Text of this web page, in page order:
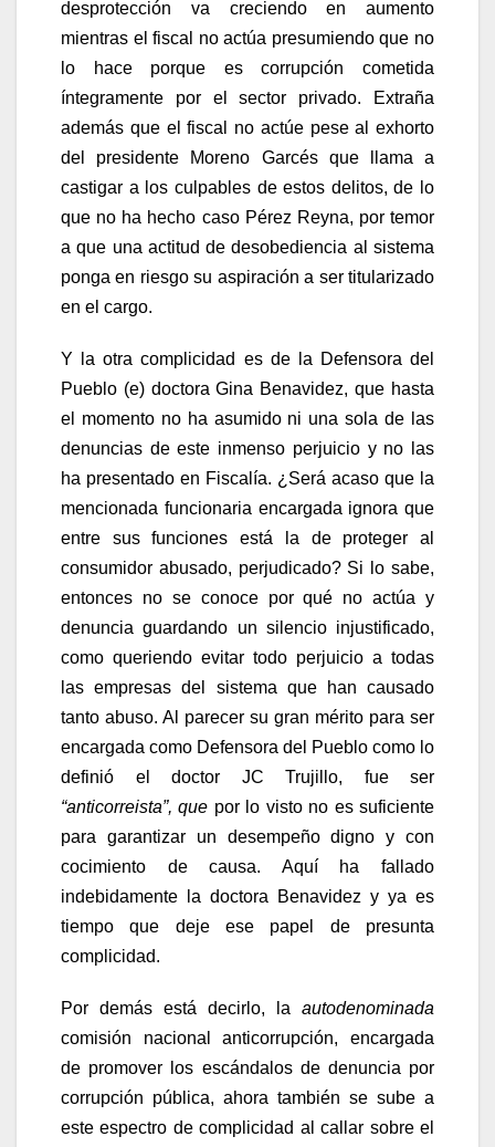
desprotección va creciendo en aumento
mientras el fiscal no actúa presumiendo que no
lo hace porque es corrupción cometida
íntegramente por el sector privado. Extraña
además que el fiscal no actúe pese al exhorto
del presidente Moreno Garcés que llama a
castigar a los culpables de estos delitos, de lo
que no ha hecho caso Pérez Reyna, por temor
a que una actitud de desobediencia al sistema
ponga en riesgo su aspiración a ser titularizado
en el cargo.
Y la otra complicidad es de la Defensora del
Pueblo (e) doctora Gina Benavidez, que hasta
el momento no ha asumido ni una sola de las
denuncias de este inmenso perjuicio y no las
ha presentado en Fiscalía. ¿Será acaso que la
mencionada funcionaria encargada ignora que
entre sus funciones está la de proteger al
consumidor abusado, perjudicado? Si lo sabe,
entonces no se conoce por qué no actúa y
denuncia guardando un silencio injustificado,
como queriendo evitar todo perjuicio a todas
las empresas del sistema que han causado
tanto abuso. Al parecer su gran mérito para ser
encargada como Defensora del Pueblo como lo
definió el doctor JC Trujillo, fue ser
“anticorreista”, que por lo visto no es suficiente
para garantizar un desempeño digno y con
cocimiento de causa. Aquí ha fallado
indebidamente la doctora Benavidez y ya es
tiempo que deje ese papel de presunta
complicidad.
Por demás está decirlo, la autodenominada
comisión nacional anticorrupción, encargada
de promover los escándalos de denuncia por
corrupción pública, ahora también se sube a
este espectro de complicidad al callar sobre el